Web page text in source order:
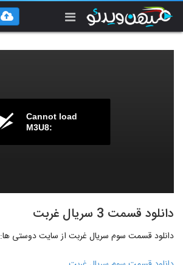
Cannot load
M3U8:
دانلود قسمت 3 سریال غربت
دانلود قسمت سوم سریال غربت از سایت دوستی ها: